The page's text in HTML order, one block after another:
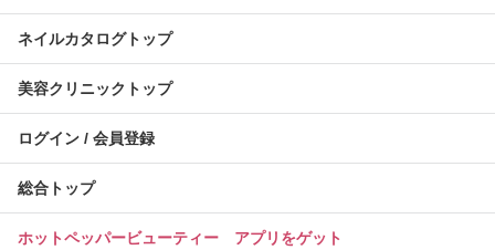
ネイルカタログトップ
美容クリニックトップ
ログイン / 会員登録
総合トップ
ホットペッパービューティー アプリをゲット